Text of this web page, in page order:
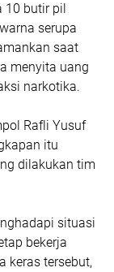
10 butir pil
serupa
saat
menyita uang
narkotika.
Rafli Yusuf
itu
dilakukan tim
situasi
bekerja
keras tersebut,